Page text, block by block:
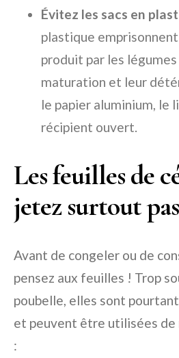
Évitez les sacs en
plastique emprisonnent
produit par les
maturation et leur
le papier aluminium, le
récipient ouvert.
Les feuilles de
jetez surtout
Avant de congeler ou de
pensez aux feuilles ! Trop
poubelle, elles sont
et peuvent être utilisées de
: